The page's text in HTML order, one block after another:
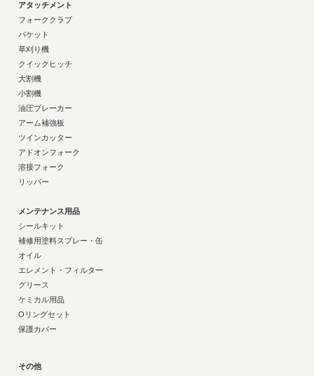
アタッチメント
フォーククラブ
バケット
草刈り機
クイックヒッチ
大割機
小割機
油圧ブレーカー
アーム補強板
ツインカッター
アドオンフォーク
溶接フォーク
リッパー
メンテナンス用品
シールキット
補修用塗料スプレー・缶
オイル
エレメント・フィルター
グリース
ケミカル用品
Oリングセット
保護カバー
その他